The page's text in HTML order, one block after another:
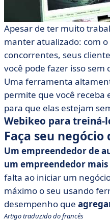
Apesar de ter muito
manter atualizado: com
concorrentes, seus
você pode fazer isso
Uma ferramenta
permite que você receba
para que elas estejam
Webikeo para treiná-
Faça seu negócio
Um empreendedor de
um empreendedor
falta ao iniciar um
máximo o seu usando
desempenho que
Artigo traduzido do francês